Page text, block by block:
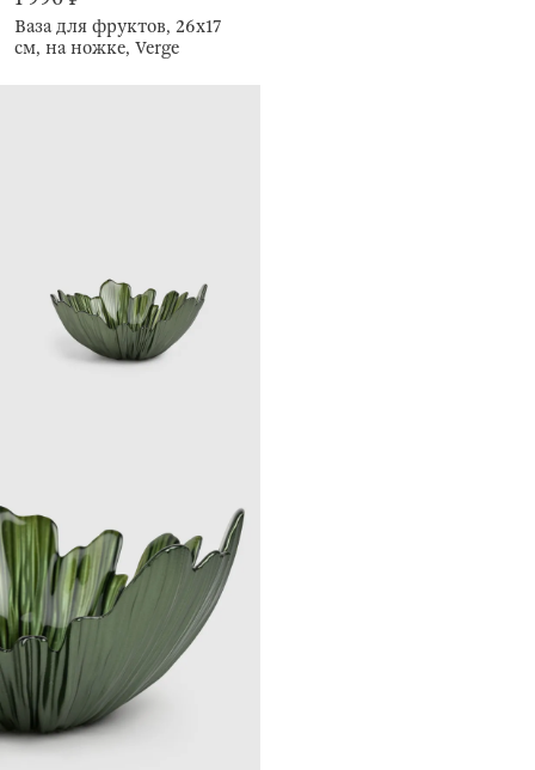
Ваза для фруктов, 26х17
см, на ножке, Verge